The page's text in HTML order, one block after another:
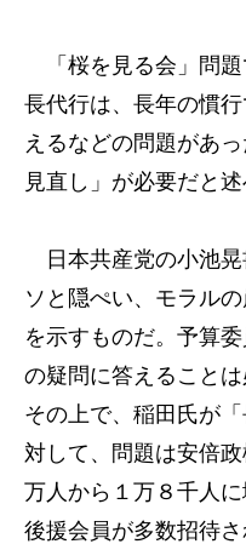
「桜を見る会」問題
長代行は、長年の慣
えるなどの問題があ
見直し」が必要だと述
日本共産党の小池晃
ソと隠ぺい、モラル
を示すものだ。予算
の疑問に答えることは
その上で、稲田氏が
対して、問題は安倍
万人から１万８千人
後援会員が多数招待さ